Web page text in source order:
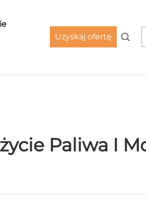
Uzyskaj ofertę
Paliwa I